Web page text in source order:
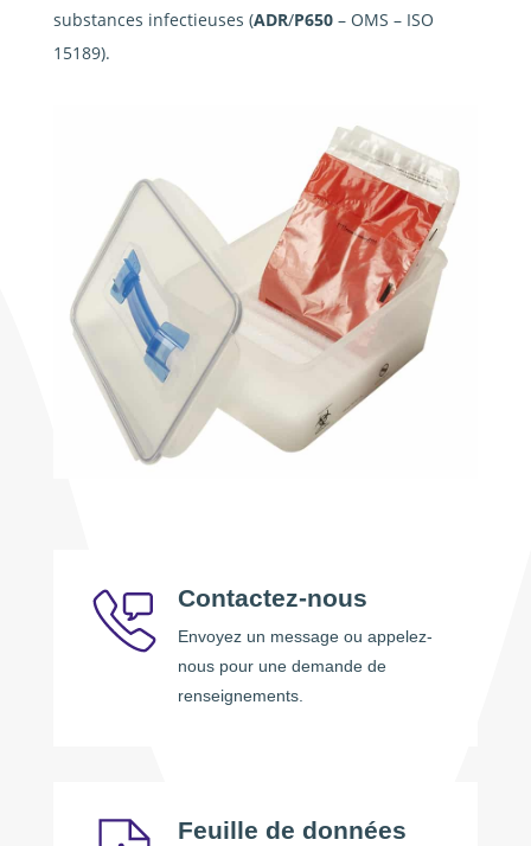
substances infectieuses (ADR/P650– OMS – ISO
15189).
Contactez-nous
Envoyez un message ou appelez-
nous pour une demande de
renseignements.
Feuille de données